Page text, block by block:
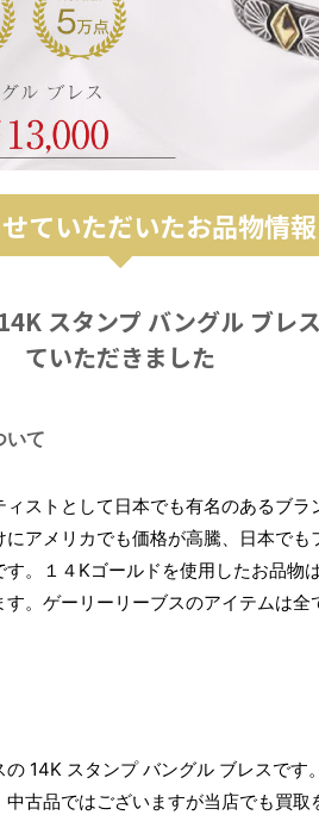
ていただいたお品物情報
スタンプ バングル ブレ
ていただきました
いて
ストとして日本でも有名のあるブ
アメリカでも価格が高騰、日本でも
。１４Kゴールドを使用したお品物
。ゲーリーリーブスのアイテムは全
14K スタンプ バングル ブレスです
古品ではございますが当店でも買取